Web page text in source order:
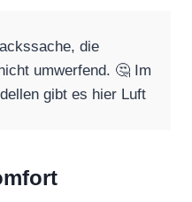
die
umwerfend. 🤔 Im
gibt es hier Luft